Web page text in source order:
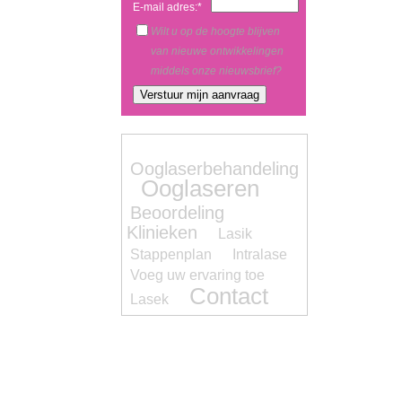
E-mail adres:*
Wilt u op de hoogte blijven
van nieuwe ontwikkelingen
middels onze nieuwsbrief?
Ooglaserbehandeling
Ooglaseren
Beoordeling
Klinieken
Lasik
Stappenplan
Intralase
Voeg uw ervaring toe
Lasek
Contact